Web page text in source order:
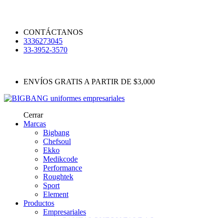
CONTÁCTANOS
3336273045
33-3952-3570
ENVÍOS GRATIS A PARTIR DE $3,000
Cerrar
Marcas
Bigbang
Chefsoul
Ekko
Medikcode
Performance
Roughtek
Sport
Element
Productos
Empresariales